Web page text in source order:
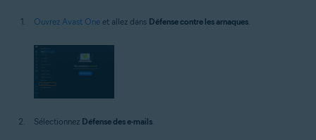
Ouvrez Avast One et allez dans Défense contre les arnaques
Sélectionnez Défense des e-mails.